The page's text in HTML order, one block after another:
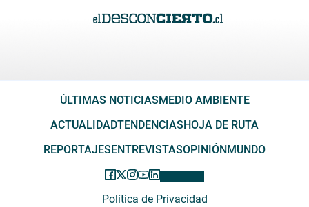
ÚLTIMAS NOTICIASMEDIO AMBIENTE
ACTUALIDADTENDENCIASHOJA DE RUTA
REPORTAJESENTREVISTASOPINIÓNMUNDO
Política de Privacidad